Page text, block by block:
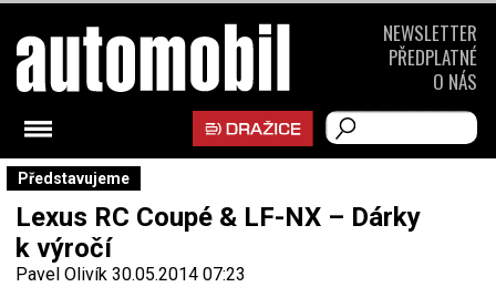
Představujeme
Lexus RC Coupé & LF-NX – Dárky
k výročí
Pavel Olivík 30.05.2014 07:23
NEWSLETTER
PŘEDPLATNÉ
O NÁS